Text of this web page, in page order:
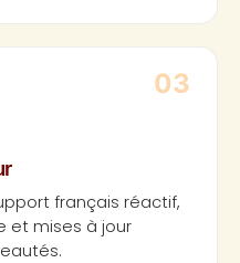
03
français réactif,
et mises à jour